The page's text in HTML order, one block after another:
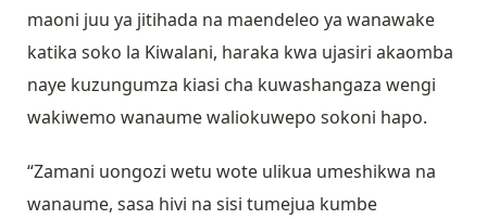
maoni juu ya jitihada na maendeleo ya wanawake
katika soko la Kiwalani, haraka kwa ujasiri akaomba
naye kuzungumza kiasi cha kuwashangaza wengi
wakiwemo wanaume waliokuwepo sokoni hapo.
“Zamani uongozi wetu wote ulikua umeshikwa na
wanaume, sasa hivi na sisi tumejua kumbe